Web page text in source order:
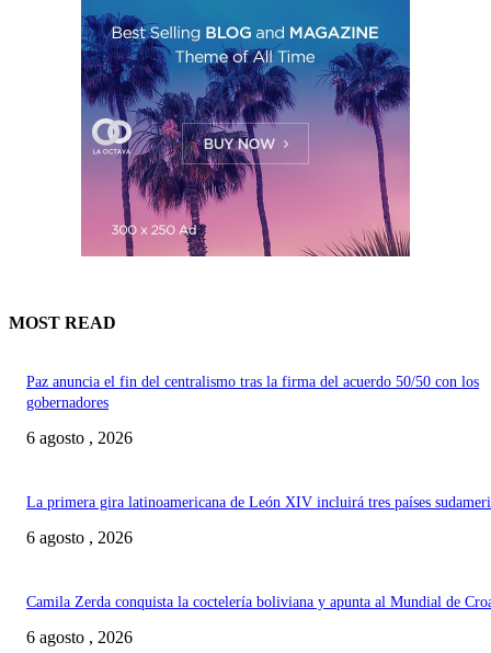
MOST READ
Paz anuncia el fin del centralismo tras la firma del acuerdo 50/50 con los
gobernadores
6 agosto , 2026
La primera gira latinoamericana de León XIV incluirá tres países
6 agosto , 2026
Camila Zerda conquista la coctelería boliviana y apunta al Mundial de
6 agosto , 2026